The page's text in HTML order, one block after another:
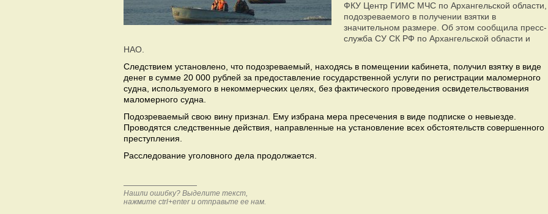
ФКУ Центр ГИМС МЧС по Архангельской области,
подозреваемого в получении взятки в
значительном размере. Об этом сообщила пресс-
служба СУ СК РФ по Архангельской области и
НАО.
Следствием установлено, что подозреваемый, находясь в помещении кабинета, получил взятку в виде
денег в сумме 20 000 рублей за предоставление государственной услуги по регистрации маломерного
судна, используемого в некоммерческих целях, без фактического проведения освидетельствования
маломерного судна.
Подозреваемый свою вину признал. Ему избрана мера пресечения в виде подписке о невыезде.
Проводятся следственные действия, направленные на установление всех обстоятельств совершенного
преступления.
Расследование уголовного дела продолжается.
Нашли ошибку? Выделите текст,
нажмите ctrl+enter и отправьте ее нам.